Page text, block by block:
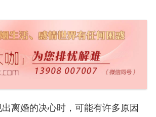
离婚的决心时，可能有许多原因